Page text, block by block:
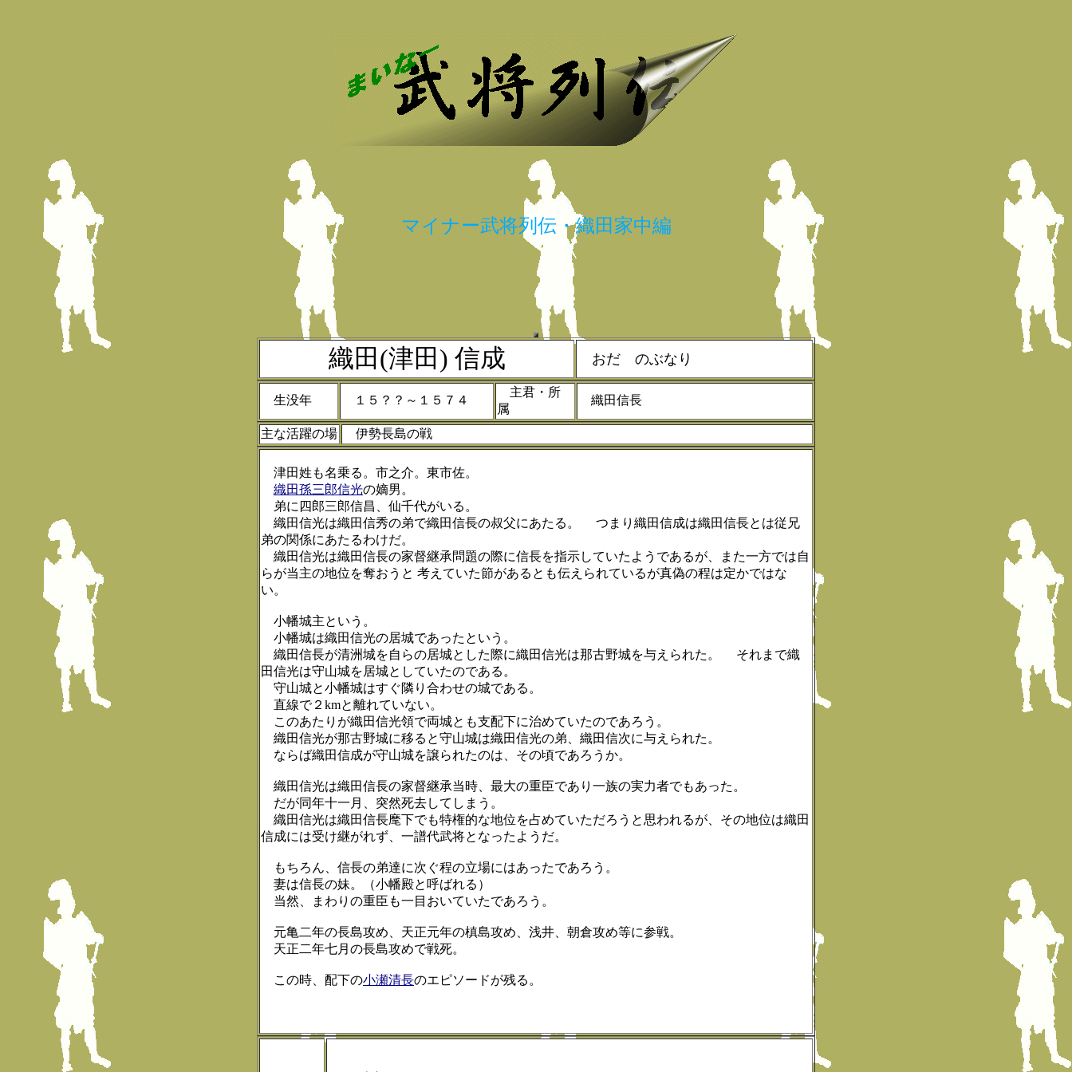
マイナー武将列伝・織田家中編
織田(津田) 信成 おだ のぶなり
生没年 １５？？～１５７４
主君・所
属
織田信長
主な活躍の場 伊勢長島の戦
津田姓も名乗る。市之介。東市佐。
織田孫三郎信光の嫡男。
弟に四郎三郎信昌、仙千代がいる。
織田信光は織田信秀の弟で織田信長の叔父にあたる。 つまり織田信成は織田信長とは従兄
弟の関係にあたるわけだ。
織田信光は織田信長の家督継承問題の際に信長を指示していたようであるが、また一方では自
らが当主の地位を奪おうと 考えていた節があるとも伝えられているが真偽の程は定かではな
い。
小幡城主という。
小幡城は織田信光の居城であったという。
織田信長が清洲城を自らの居城とした際に織田信光は那古野城を与えられた。 それまで織
田信光は守山城を居城としていたのである。
守山城と小幡城はすぐ隣り合わせの城である。
直線で２kmと離れていない。
このあたりが織田信光領で両城とも支配下に治めていたのであろう。
織田信光が那古野城に移ると守山城は織田信光の弟、織田信次に与えられた。
ならば織田信成が守山城を譲られたのは、その頃であろうか。
織田信光は織田信長の家督継承当時、最大の重臣であり一族の実力者でもあった。
だが同年十一月、突然死去してしまう。
織田信光は織田信長麾下でも特権的な地位を占めていただろうと思われるが、その地位は織田
信成には受け継がれず、一譜代武将となったようだ。
もちろん、信長の弟達に次ぐ程の立場にはあったであろう。
妻は信長の妹。（小幡殿と呼ばれる）
当然、まわりの重臣も一目おいていたであろう。
元亀二年の長島攻め、天正元年の槙島攻め、浅井、朝倉攻め等に参戦。
天正二年七月の長島攻めで戦死。
この時、配下の小瀬清長のエピソードが残る。